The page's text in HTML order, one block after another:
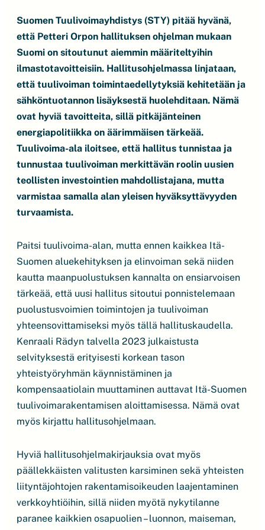
Suomen Tuulivoimayhdistys (STY) pitää hyvänä,
että Petteri Orpon hallituksen ohjelman mukaan
Suomi on sitoutunut aiemmin määriteltyihin
ilmastotavoitteisiin. Hallitusohjelmassa linjataan,
että tuulivoiman toimintaedellytyksiä kehitetään ja
sähköntuotannon lisäyksestä huolehditaan. Nämä
ovat hyviä tavoitteita, sillä pitkäjänteinen
energiapolitiikka on äärimmäisen tärkeää.
Tuulivoima-ala iloitsee, että hallitus tunnistaa ja
tunnustaa tuulivoiman merkittävän roolin uusien
teollisten investointien mahdollistajana, mutta
varmistaa samalla alan yleisen hyväksyttävyyden
turvaamista.
Paitsi tuulivoima-alan, mutta ennen kaikkea Itä-
Suomen aluekehityksen ja elinvoiman sekä niiden
kautta maanpuolustuksen kannalta on ensiarvoisen
tärkeää, että uusi hallitus sitoutui ponnistelemaan
puolustusvoimien toimintojen ja tuulivoiman
yhteensovittamiseksi myös tällä hallituskaudella.
Kenraali Rädyn talvella 2023 julkaistusta
selvityksestä erityisesti korkean tason
yhteistyöryhmän käynnistäminen ja
kompensaatiolain muuttaminen auttavat Itä-Suomen
tuulivoimarakentamisen aloittamisessa. Nämä ovat
myös kirjattu hallitusohjelmaan.
Hyviä hallitusohjelmakirjauksia ovat myös
päällekkäisten valitusten karsiminen sekä yhteisten
liityntäjohtojen rakentamisoikeuden laajentaminen
verkkoyhtiöihin, sillä niiden myötä nykytilanne
paranee kaikkien osapuolien – luonnon, maiseman,